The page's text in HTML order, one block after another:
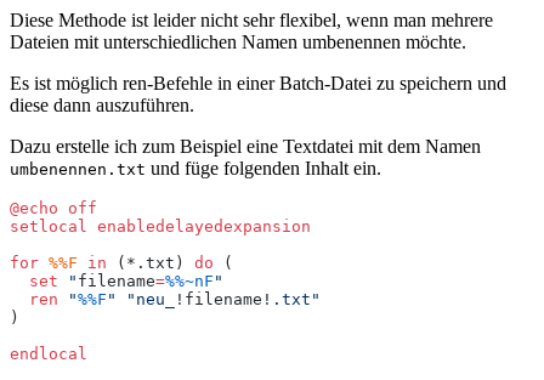
Diese Methode ist leider nicht sehr flexibel, wenn man mehrere
Dateien mit unterschiedlichen Namen umbenennen möchte.
Es ist möglich ren-Befehle in einer Batch-Datei zu speichern und
diese dann auszuführen.
Dazu erstelle ich zum Beispiel eine Textdatei mit dem Namen
umbenennen.txt und füge folgenden Inhalt ein.
@echo off
setlocal
enabledelayedexpansion
for %%F in (*.txt) do (
  set
" filename=%%~nF "
  ren
"%%F " " neu_ !filename! .txt "
)
endlocal